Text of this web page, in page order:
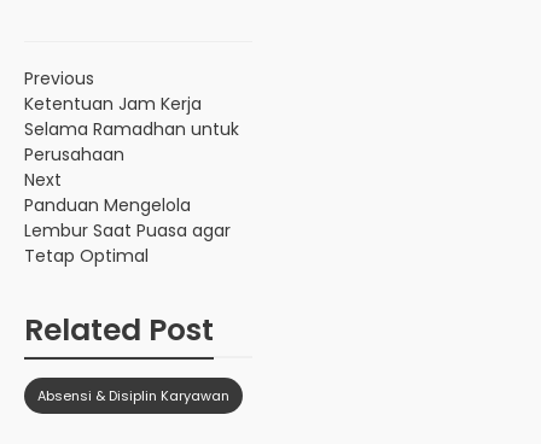
Previous
Ketentuan Jam Kerja
Selama Ramadhan untuk
Perusahaan
Next
Panduan Mengelola
Lembur Saat Puasa agar
Tetap Optimal
Related Post
Absensi & Disiplin Karyawan